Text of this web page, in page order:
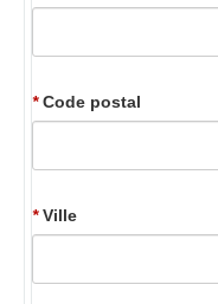
*Code postal
*Ville